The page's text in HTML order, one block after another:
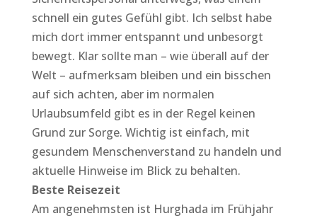
schnell ein gutes Gefühl gibt. Ich selbst habe
mich dort immer entspannt und unbesorgt
bewegt. Klar sollte man – wie überall auf der
Welt – aufmerksam bleiben und ein bisschen
auf sich achten, aber im normalen
Urlaubsumfeld gibt es in der Regel keinen
Grund zur Sorge. Wichtig ist einfach, mit
gesundem Menschenverstand zu handeln und
aktuelle Hinweise im Blick zu behalten.
Beste Reisezeit
Am angenehmsten ist Hurghada im Frühjahr